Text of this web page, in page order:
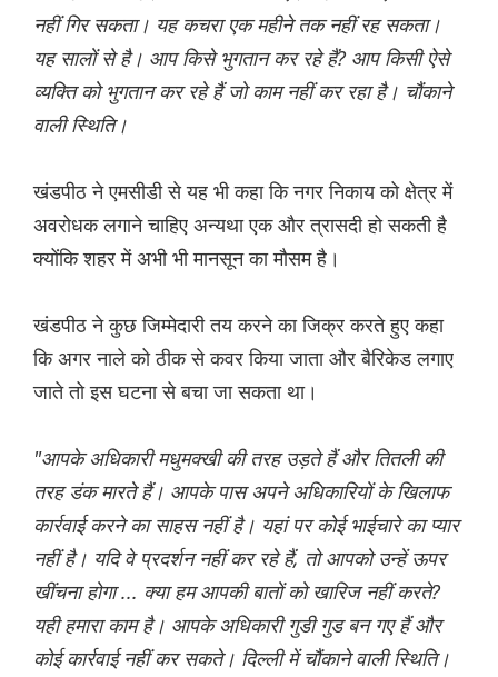
नहीं गिर सकता। यह कचरा एक महीने तक नहीं रह सकता।
यह सालों से है। आप किसे भुगतान कर रहे हैं? आप किसी ऐसे
व्यक्ति को भुगतान कर रहे हैं जो काम नहीं कर रहा है। चौंकाने
वाली स्थिति।
खंडपीठ ने एमसीडी से यह भी कहा कि नगर निकाय को क्षेत्र में
अवरोधक लगाने चाहिए अन्यथा एक और त्रासदी हो सकती है
क्योंकि शहर में अभी भी मानसून का मौसम है।
खंडपीठ ने कुछ जिम्मेदारी तय करने का जिक्र करते हुए कहा
कि अगर नाले को ठीक से कवर किया जाता और बैरिकेड लगाए
जाते तो इस घटना से बचा जा सकता था।
"आपके अधिकारी मधुमक्खी की तरह उड़ते हैं और तितली की
तरह डंक मारते हैं। आपके पास अपने अधिकारियों के खिलाफ
कार्रवाई करने का साहस नहीं है। यहां पर कोई भाईचारे का प्यार
नहीं है। यदि वे प्रदर्शन नहीं कर रहे हैं, तो आपको उन्हें ऊपर
खींचना होगा ... क्या हम आपकी बातों को खारिज नहीं करते?
यही हमारा काम है। आपके अधिकारी गुडी गुड बन गए हैं और
कोई कार्रवाई नहीं कर सकते। दिल्ली में चौंकाने वाली स्थिति।